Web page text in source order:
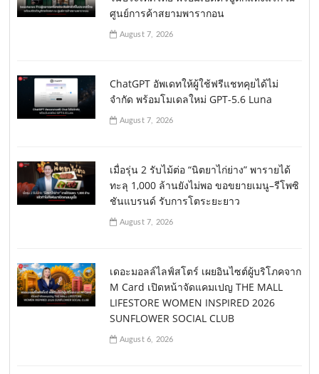
ศูนย์การค้าสยามพารากอน
August 7, 2026
ChatGPT อัพเดทให้ผู้ใช้ฟรีแชทคุยได้ไม่
จำกัด พร้อมโมเดลใหม่ GPT-5.6 Luna
August 7, 2026
เมื่อรุ่น 2 รับไม้ต่อ “นิตยาไก่ย่าง” พารายได้
ทะลุ 1,000 ล้านยังไม่พอ ขอขยายเมนู–รีโพซิ
ชันแบรนด์ รับการโตระยะยาว
August 7, 2026
เดอะมอลล์ไลฟ์สโตร์ เผยอินไซต์ผู้บริโภคจาก
M Card เปิดหน้าจัดแคมเปญ THE MALL
LIFESTORE WOMEN INSPIRED 2026
SUNFLOWER SOCIAL CLUB
August 6, 2026